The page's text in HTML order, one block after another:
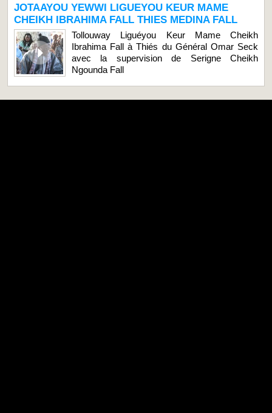
JOTAAYOU YEWWI LIGUEYOU KEUR MAME
CHEIKH IBRAHIMA FALL THIES MEDINA FALL
Tollouway Liguéyou Keur Mame Cheikh
Ibrahima Fall à Thiés du Général Omar Seck
avec la supervision de Serigne Cheikh
Ngounda Fall